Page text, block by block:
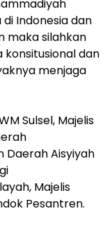
Indonesia dan
maka silahkan
konsitusional dan
menjaga
Sulsel, Majelis
Daerah Aisyiyah
Majelis
Pesantren.